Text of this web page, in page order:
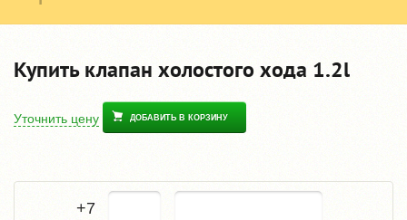
Купить клапан холостого хода 1.2l
Уточнить цену ДОБАВИТЬ В КОРЗИНУ
+7